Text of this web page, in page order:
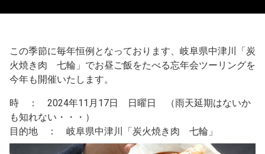
この季節に毎年恒例となっております、岐阜県中津川「炭
火焼き肉 七輪」でお昼ご飯をたべる忘年会ツーリングを
今年も開催いたします。
時 ： 2024年11月17日 日曜日 （雨天延期はないか
も知れない・・・）
目的地 ： 岐阜県中津川「炭火焼き肉 七輪」